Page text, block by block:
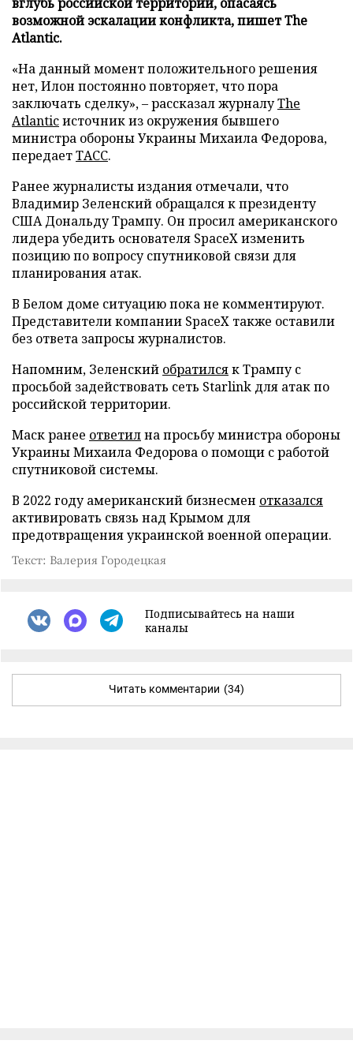
возможной эскалации конфликта, пишет The
Atlantic.
«На данный момент положительного решения
нет, Илон постоянно повторяет, что пора
заключать сделку», – рассказал журналуThe
Atlanticисточник из окружения бывшего
министра обороны Украины Михаила Федорова,
передаетТАСС.
Ранее журналисты издания отмечали, что
Владимир Зеленский обращался к президенту
США Дональду Трампу. Он просил американского
лидера убедить основателя SpaceX изменить
позицию по вопросу спутниковой связи для
планирования атак.
В Белом доме ситуацию пока не комментируют.
Представители компании SpaceX также оставили
без ответа запросы журналистов.
Напомним, Зеленский обратилсяк Трампу с
просьбой задействовать сеть Starlink для атак по
российской территории.
Маск ранее ответилна просьбу министра обороны
Украины Михаила Федорова о помощи с работой
спутниковой системы.
В 2022 году американский бизнесмен отказался
активировать связь над Крымом для
предотвращения украинской военной операции.
Текст: Валерия Городецкая
Подписывайтесь на наши
каналы
Читать комментарии (34)